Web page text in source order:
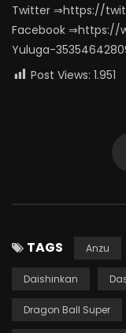
Twitter ⇒https://
Facebook ⇒https://
Yuluga-
Post Views: 1.951
TAGS Anzu
Daishinkan
Dragon Ball Super